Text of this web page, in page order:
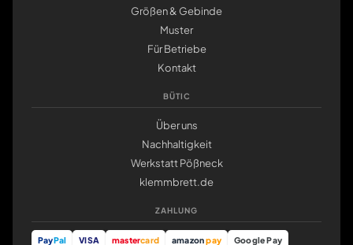
Größen & Gebinde
Muster
Für Betriebe
Kontakt
BÜTIC
Über uns
Nachhaltigkeit
Werkstatt Pößneck
klemmbrett.de
ZAHLUNG
PayPal VISA mastercard amazonpay Google Pay